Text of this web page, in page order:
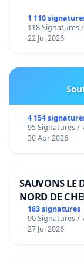
1 110
118 Signatures
22 Jul 2026
4 154
95 Signatures /
30 Apr 2026
SAUVONS LE
NORD DE
183 signatures
90 Signatures /
27 Jul 2026